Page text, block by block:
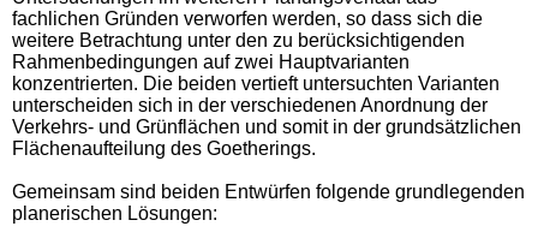
fachlichen Gründen verworfen werden, so dass sich die
weitere Betrachtung unter den zu berücksichtigenden
Rahmenbedingungen auf zwei Hauptvarianten
konzentrierten. Die beiden vertieft untersuchten Varianten
unterscheiden sich in der verschiedenen Anordnung der
Verkehrs- und Grünflächen und somit in der grundsätzlichen
Flächenaufteilung des Goetherings.
Gemeinsam sind beiden Entwürfen folgende grundlegenden
planerischen Lösungen: